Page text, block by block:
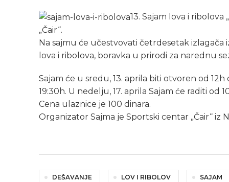
13. Sajam lova i ribolova
„Čair“.
Na sajmu će učestvovati četrdesetak
lova i ribolova, boravka u prirodi za narednu
Sajam će u sredu, 13. aprila biti otvoren od
19:30h. U nedelju, 17. aprila Sajam će raditi od
Cena ulaznice je 100 dinara.
Organizator Sajma je Sportski centar „Čair“ iz
DEŠAVANJE LOV I RIBOLOV SAJAM